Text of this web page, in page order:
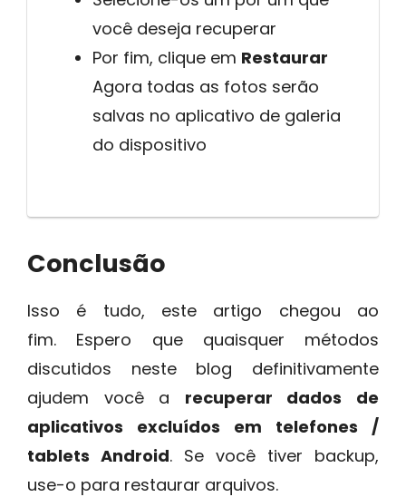
você deseja recuperar
Por fim, clique em Restaurar
Agora todas as fotos serão
salvas no aplicativo de galeria
do dispositivo
Conclusão
Isso é tudo, este artigo chegou ao
fim. Espero que quaisquer métodos
discutidos neste blog definitivamente
ajudem você a recuperar dados de
aplicativos excluídos em telefones /
tablets Android. Se você tiver backup,
use-o para restaurar arquivos.